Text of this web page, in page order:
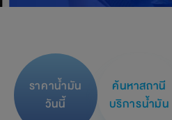
ราคาน้ำมัน
วันนี้
ค้นหาสถานี
บริการน้ำมัน